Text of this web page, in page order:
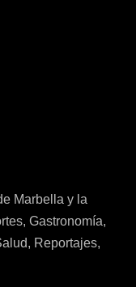
Marbella y la
Gastronomía,
Reportajes,